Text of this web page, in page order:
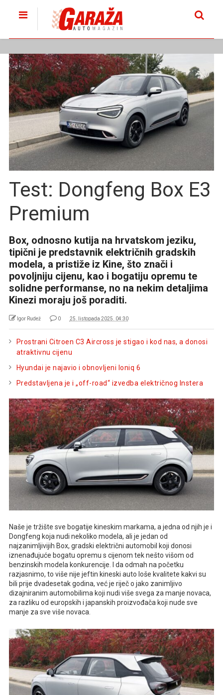
Test: Dongfeng Box E3
Premium
Box, odnosno kutija na hrvatskom jeziku,
tipični je predstavnik električnih gradskih
modela, a pristiže iz Kine, što znači i
povoljniju cijenu, kao i bogatiju opremu te
solidne performanse, no na nekim detaljima
Kinezi moraju još poraditi.
Igor Rudež 0 25. listopada 2025. 04:30
Prostrani Citroen C3 Aircross je stigao i kod nas, a donosi
atraktivnu cijenu
Hyundai je najavio i obnovljeni Ioniq 6
Predstavljena je i „off-road“ izvedba električnog Instera
Naše je tržište sve bogatije kineskim markama, a jedna od njih je i
Dongfeng koja nudi nekoliko modela, ali je jedan od
najzanimljivijih Box, gradski električni automobil koji donosi
iznenađujuće bogatu opremu s cijenom tek nešto višom od
benzinskih modela konkurencije. I da odmah na početku
razjasnimo, to više nije jeftin kineski auto loše kvalitete kakvi su
bili prije dvadesetak godina, već je riječ o jako zanimljivo
dizajniranim automobilima koji nudi više svega za manje novaca,
za razliku od europskih i japanskih proizvođača koji nude sve
manje za sve više novaca.